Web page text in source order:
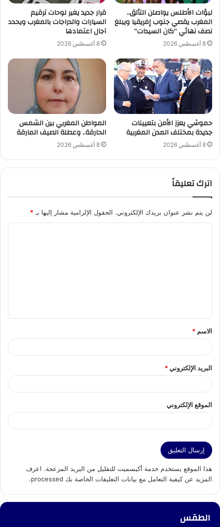
لبؤات الأطلس يواصلن التألق..
المغرب يقصي جنوب إفريقيا ويبلغ
نصف نهائي “كان السيدات”
8 أغسطس 2026
قرار جديد يغير لوحات ترقيم
السيارات والدراجات بالمغرب ويحدد
آجال اعتمادها
8 أغسطس 2026
حموشي يعزز الأمن بتعيينات
جديدة بمختلف المدن المغربية
8 أغسطس 2026
المواطن المغربي بين الشمس
الحارقة.. وعطلة الصيف المارقة
8 أغسطس 2026
اترك تعليقاً
لن يتم نشر عنوان بريدك الإلكتروني. الحقول الإلزامية مشار إليها بـ*
ق
*
الاسم *
البريد الإلكتروني*
الموقع الإلكتروني
هذا الموقع يستخدم خدمة أكيسميت للتقليل من البريد المزعجة. اعرف
المزيد عن كيفية التعامل مع بيانات التعليقات الخاصة بك processed
.
الطقس